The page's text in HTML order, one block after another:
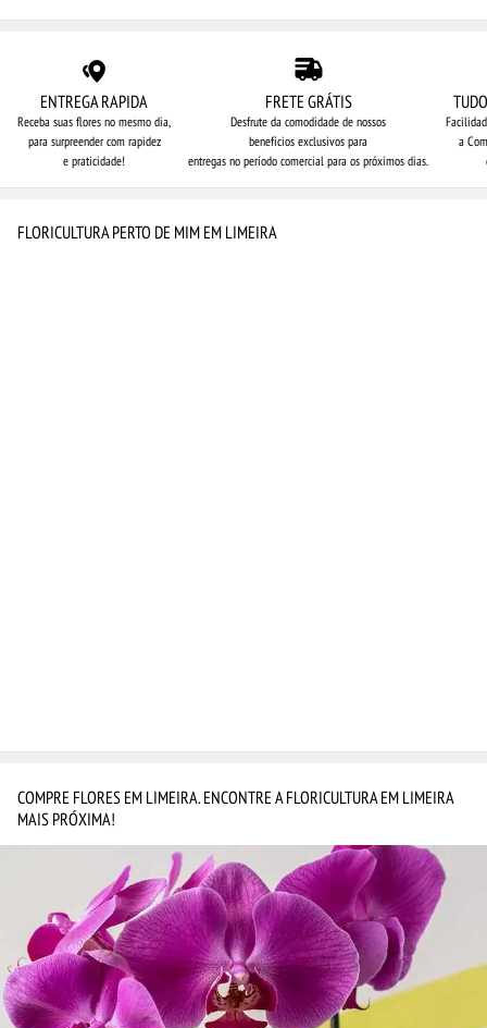
ENTREGA RAPIDA
Receba suas flores no mesmo dia,
para surpreender com rapidez
e praticidade!
FRETE GRÁTIS
Desfrute da comodidade de nossos
benefícios exclusivos para
entregas no período comercial para os próximos dias.
a
FLORICULTURA PERTO DE MIM EM LIMEIRA
COMPRE FLORES EM LIMEIRA. ENCONTRE A FLORICULTURA EM LIMEIRA
MAIS PRÓXIMA!